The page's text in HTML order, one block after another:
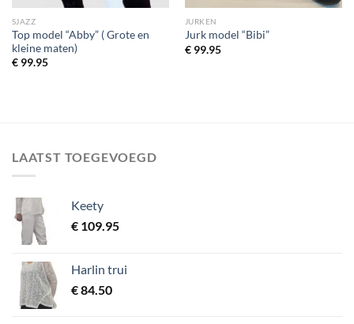
SJAZZ
Top model “Abby” ( Grote en
kleine maten)
€99.95
JURKEN
Jurk model “Bibi”
€99.95
LAATST TOEGEVOEGD
Keety
€ 109.95
Harlin trui
€84.50